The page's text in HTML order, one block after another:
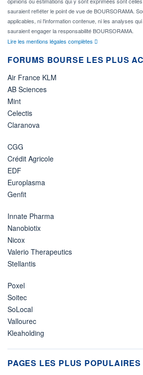
sauraient refléter le point de vue de BOURSORAMA.
applicables, ni l'information contenue, ni les analyses
sauraient engager la responsabilité BOURSORAMA.
Lire les mentions légales complètes
FORUMS BOURSE LES PLUS
Air France KLM
AB Sciences
Mint
Celectis
Claranova
CGG
Crédit Agricole
EDF
Europlasma
Genfit
Innate Pharma
Nanobiotix
Nicox
Valerio Therapeutics
Stellantis
Poxel
Soitec
SoLocal
Vallourec
Kleaholding
PAGES LES PLUS POPULAIRES